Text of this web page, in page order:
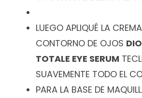
LUEGO APLIQUÉ LA
CONTORNO DE OJOS
TOTALE EYE SERUM
SUAVEMENTE TODO EL
PARA LA BASE DE